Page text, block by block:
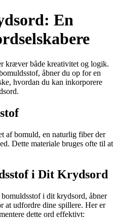
En
kræver både kreativitet og logik.
åbner du op for en
hvordan du kan inkorporere
af bomuld, en naturlig fiber der
Dette materiale bruges ofte til at
i Dit Krydsord
i dit krydsord, åbner
at udfordre dine spillere. Her er
dette ord effektivt: